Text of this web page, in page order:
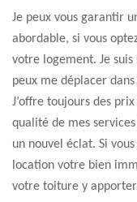
Je peux vous garantir
abordable, si vous
votre logement. Je
peux me déplacer
J’offre toujours des
qualité de mes
un nouvel éclat. Si
location votre bien
votre toiture y